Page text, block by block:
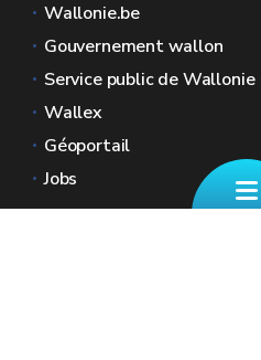
Wallonie.be
Gouvernement wallon
Service public de Wallonie
Wallex
Géoportail
Jobs